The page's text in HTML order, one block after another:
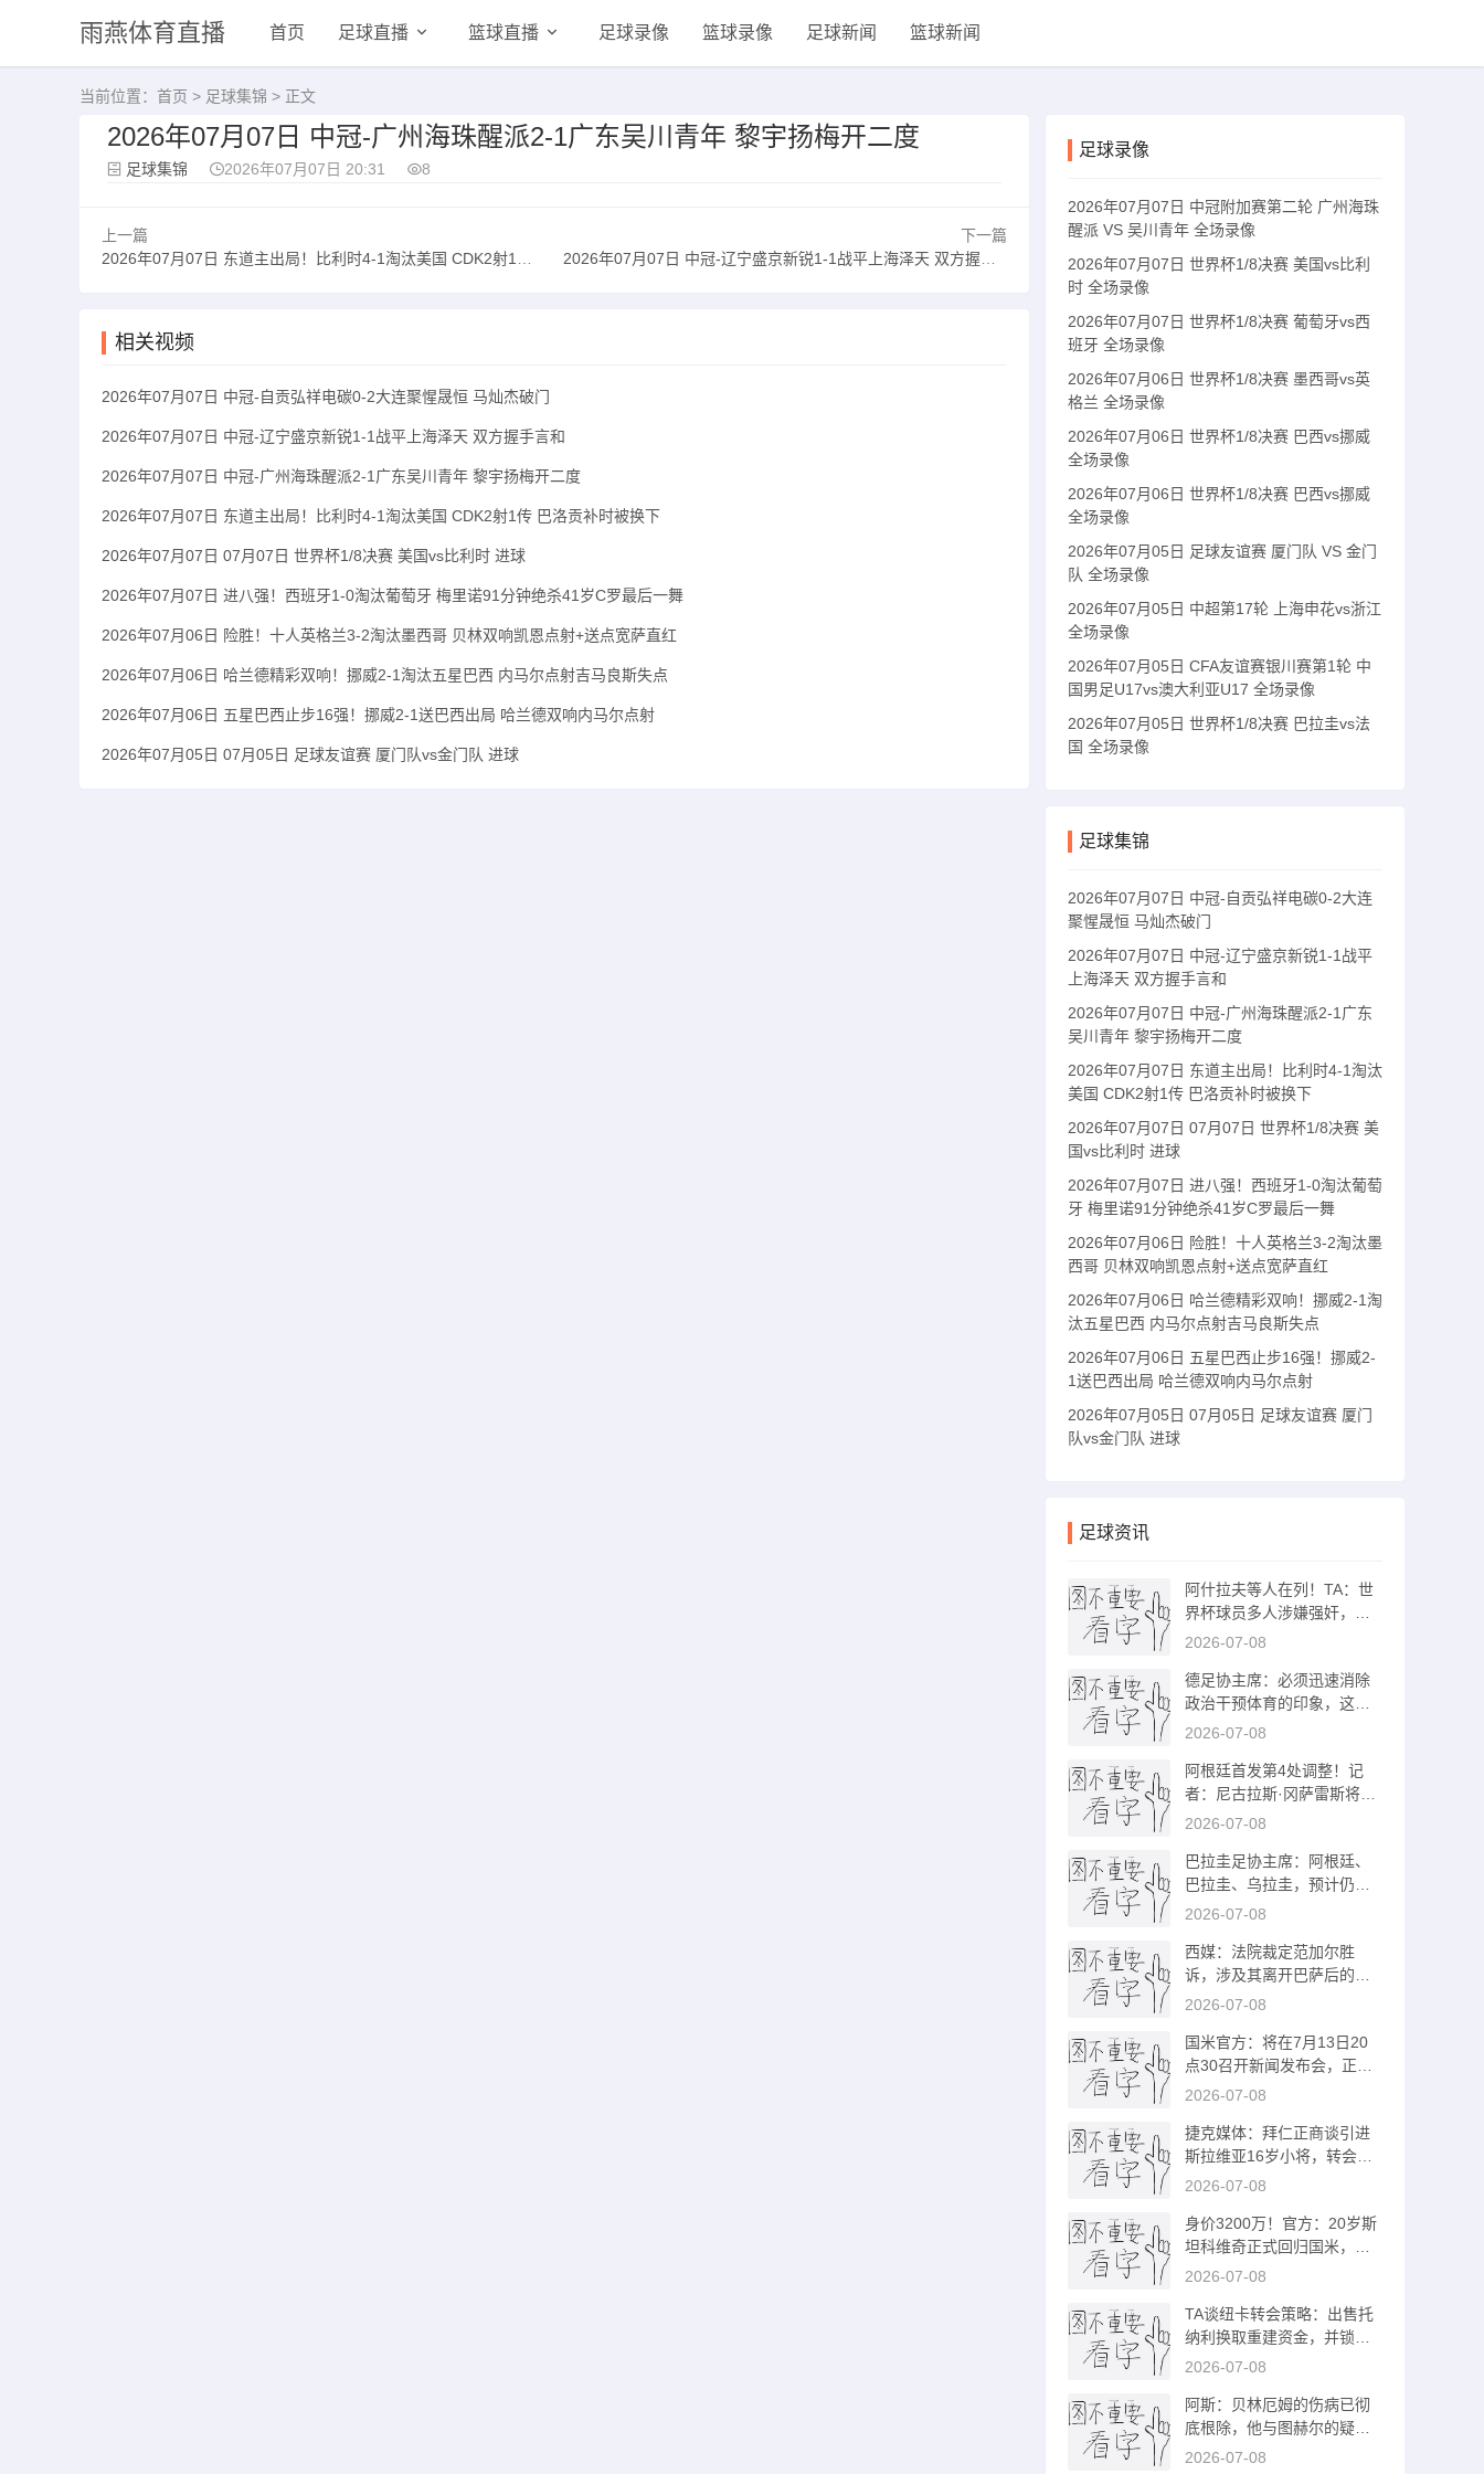
雨燕体育直播 首页 足球直播 篮球直播 足球录像 篮球录像 足球新闻 篮球新闻
当前位置： 首页 > 足球集锦 > 正文
2026年07月07日 中冠-广州海珠醒派2-1广东吴川青年 黎宇扬梅开二度
足球集锦 2026年07月07日 20:31 8
上一篇
2026年07月07日 东道主出局！比利时4-1淘汰美国 CDK2射1传 巴洛贡补时被换下
下一篇
2026年07月07日 中冠-辽宁盛京新锐1-1战平上海泽天 双方握手言和
相关视频
2026年07月07日 中冠-自贡弘祥电碳0-2大连聚惺晟恒 马灿杰破门
2026年07月07日 中冠-辽宁盛京新锐1-1战平上海泽天 双方握手言和
2026年07月07日 中冠-广州海珠醒派2-1广东吴川青年 黎宇扬梅开二度
2026年07月07日 东道主出局！比利时4-1淘汰美国 CDK2射1传 巴洛贡补时被换下
2026年07月07日 07月07日 世界杯1/8决赛 美国vs比利时 进球
2026年07月07日 进八强！西班牙1-0淘汰葡萄牙 梅里诺91分钟绝杀41岁C罗最后一舞
2026年07月06日 险胜！十人英格兰3-2淘汰墨西哥 贝林双响凯恩点射+送点宽萨直红
2026年07月06日 哈兰德精彩双响！挪威2-1淘汰五星巴西 内马尔点射吉马良斯失点
2026年07月06日 五星巴西止步16强！挪威2-1送巴西出局 哈兰德双响内马尔点射
2026年07月05日 07月05日 足球友谊赛 厦门队vs金门队 进球
足球录像
2026年07月07日 中冠附加赛第二轮 广州海珠
醒派 VS 吴川青年 全场录像
2026年07月07日 世界杯1/8决赛 美国vs比利
时 全场录像
2026年07月07日 世界杯1/8决赛 葡萄牙vs西
班牙 全场录像
2026年07月06日 世界杯1/8决赛 墨西哥vs英
格兰 全场录像
2026年07月06日 世界杯1/8决赛 巴西vs挪威
全场录像
2026年07月06日 世界杯1/8决赛 巴西vs挪威
全场录像
2026年07月05日 足球友谊赛 厦门队 VS 金门
队 全场录像
2026年07月05日 中超第17轮 上海申花vs浙江
全场录像
2026年07月05日 CFA友谊赛银川赛第1轮 中
国男足U17vs澳大利亚U17 全场录像
2026年07月05日 世界杯1/8决赛 巴拉圭vs法
国 全场录像
足球集锦
2026年07月07日 中冠-自贡弘祥电碳0-2大连
聚惺晟恒 马灿杰破门
2026年07月07日 中冠-辽宁盛京新锐1-1战平
上海泽天 双方握手言和
2026年07月07日 中冠-广州海珠醒派2-1广东
吴川青年 黎宇扬梅开二度
2026年07月07日 东道主出局！比利时4-1淘汰
美国 CDK2射1传 巴洛贡补时被换下
2026年07月07日 07月07日 世界杯1/8决赛 美
国vs比利时 进球
2026年07月07日 进八强！西班牙1-0淘汰葡萄
牙 梅里诺91分钟绝杀41岁C罗最后一舞
2026年07月06日 险胜！十人英格兰3-2淘汰墨
西哥 贝林双响凯恩点射+送点宽萨直红
2026年07月06日 哈兰德精彩双响！挪威2-1淘
汰五星巴西 内马尔点射吉马良斯失点
2026年07月06日 五星巴西止步16强！挪威2-
1送巴西出局 哈兰德双响内马尔点射
2026年07月05日 07月05日 足球友谊赛 厦门
队vs金门队 进球
足球资讯
阿什拉夫等人在列！TA：世
界杯球员多人涉嫌强奸，但
却没人谈论
2026-07-08
德足协主席：必须迅速消除
政治干预体育的印象，这关
乎FIFA公信力
2026-07-08
阿根廷首发第4处调整！记
者：尼古拉斯·冈萨雷斯将顶
替麦卡先发
2026-07-08
巴拉圭足协主席：阿根廷、
巴拉圭、乌拉圭，预计仍将
踢2030世预赛
2026-07-08
西媒：法院裁定范加尔胜
诉，涉及其离开巴萨后的赔
偿金税务纠纷
2026-07-08
国米官方：将在7月13日20
点30召开新闻发布会，正式
开启26/27赛季
2026-07-08
捷克媒体：拜仁正商谈引进
斯拉维亚16岁小将，转会费
约100万欧
2026-07-08
身价3200万！官方：20岁斯
坦科维奇正式回归国米，转
会费2300万欧
2026-07-08
TA谈纽卡转会策略：出售托
纳利换取重建资金，并锁定
多名年轻新援
2026-07-08
阿斯：贝林厄姆的伤病已彻
底根除，他与图赫尔的疑虑
也烟消云散
2026-07-08